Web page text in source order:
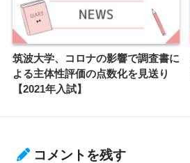
筑波大学、コロナの影響で調査書に
よる主体性評価の点数化を見送り
【2021年入試】
コメントを残す